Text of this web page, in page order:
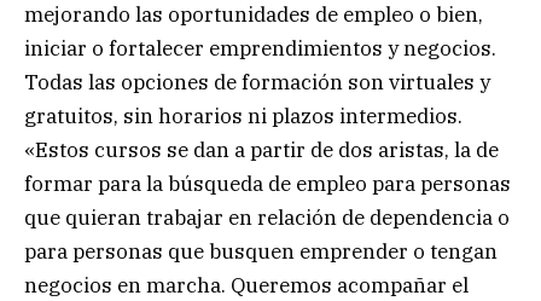
mejorando las oportunidades de empleo o bien,
iniciar o fortalecer emprendimientos y negocios.
Todas las opciones de formación son virtuales y
gratuitos, sin horarios ni plazos intermedios.
«Estos cursos se dan a partir de dos aristas, la de
formar para la búsqueda de empleo para personas
que quieran trabajar en relación de dependencia o
para personas que busquen emprender o tengan
negocios en marcha. Queremos acompañar el